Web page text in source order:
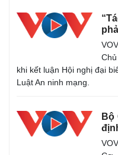
Kinh tế
Bất động sản
khi kết luận Hội nghị đại
Luật An ninh mạng.
Bộ